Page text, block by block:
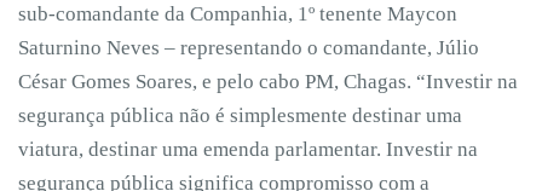
sub-comandante da Companhia, 1º tenente Maycon
Saturnino Neves – representando o comandante, Júlio
César Gomes Soares, e pelo cabo PM, Chagas. “Investir na
segurança pública não é simplesmente destinar uma
viatura, destinar uma emenda parlamentar. Investir na
segurança pública significa compromisso com a